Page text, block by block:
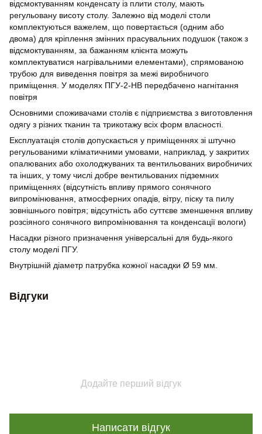
відсмоктуванням конденсату із плити столу, мають
регульовану висоту столу. Залежно від моделі столи
комплектуються важелем, що повертається (одним або
двома) для кріплення змінних прасувальних подушок (також з
відсмоктуванням, за бажанням клієнта можуть
комплектуватися нагрівальними елементами), спрямованою
трубою для виведення повітря за межі виробничого
приміщення. У моделях ПГУ-2-НВ передбачено нагнітання
повітря
Основними споживачами столів є підприємства з виготовлення
одягу з різних тканин та трикотажу всіх форм власності.
Експлуатація столів допускається у приміщеннях зі штучно
регульованими кліматичними умовами, наприклад, у закритих
опалюваних або охолоджуваних та вентильованих виробничих
та інших, у тому числі добре вентильованих підземних
приміщеннях (відсутність впливу прямого сонячного
випромінювання, атмосферних опадів, вітру, піску та пилу
зовнішнього повітря; відсутність або суттєве зменшення впливу
розсіяного сонячного випромінювання та конденсації вологи)
Насадки різного призначення універсальні для будь-якого
столу моделі ПГУ.
Внутрішній діаметр патрубка кожної насадки Ø 59 мм.
Відгуки
Додайте перший відгук
Написати відгук